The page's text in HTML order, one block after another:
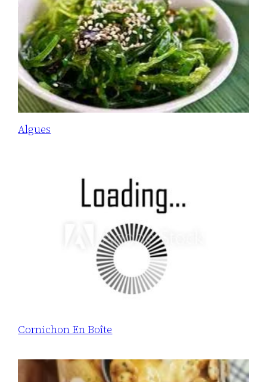
Algues
Cornichon En Boîte